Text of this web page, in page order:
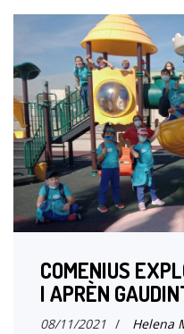
COMENIUS
I APRÈN
08/11/2021 / Helena